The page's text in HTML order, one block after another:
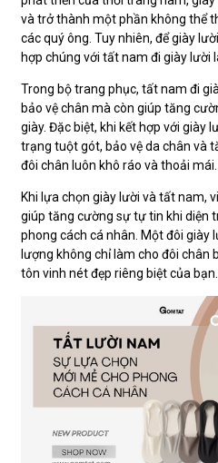
và trở thành một phần không thể
các quý ông. Tuy nhiên, để giày
hợp chúng với tất nam đi giày lười
Trong bộ trang phục, tất nam đi
bảo vệ chân mà còn giúp tăng
giày. Đặc biệt, khi kết hợp với giày
trạng tuột gót, bảo vệ da chân và
đôi chân luôn khô ráo và thoải mái.
Khi lựa chọn giày lười và tất nam,
giúp tăng cường sự tự tin khi diện
phong cách cá nhân. Một đôi giày
lượng không chỉ làm cho đôi chân
tôn vinh nét đẹp riêng biệt của bạn.